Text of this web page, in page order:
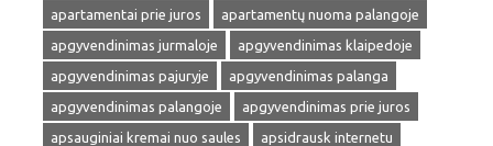
apartamentai prie juros
apartamentų nuoma palangoje
apgyvendinimas jurmaloje
apgyvendinimas klaipedoje
apgyvendinimas pajuryje
apgyvendinimas palanga
apgyvendinimas palangoje
apgyvendinimas prie juros
apsauginiai kremai nuo saules
apsidrausk internetu